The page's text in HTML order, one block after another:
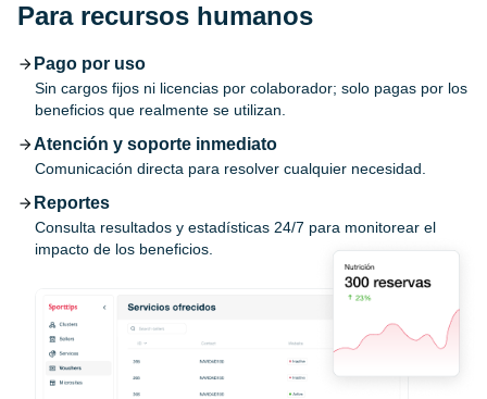
Para recursos humanos
Pago por uso
Sin cargos fijos ni licencias por colaborador; solo pagas por los
beneficios que realmente se utilizan.
Atención y soporte inmediato
Comunicación directa para resolver cualquier necesidad.
Reportes
Consulta resultados y estadísticas 24/7 para monitorear el
impacto de los beneficios.